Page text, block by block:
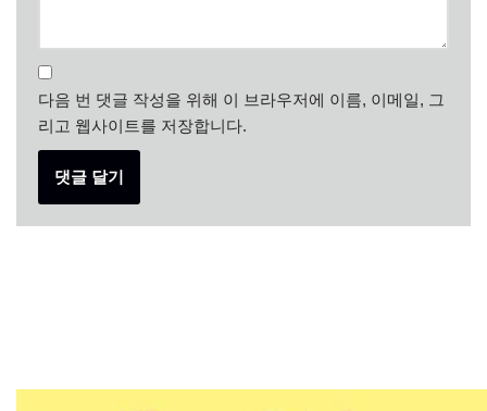
다음 번 댓글 작성을 위해 이 브라우저에 이름, 이메일, 그
리고 웹사이트를 저장합니다.